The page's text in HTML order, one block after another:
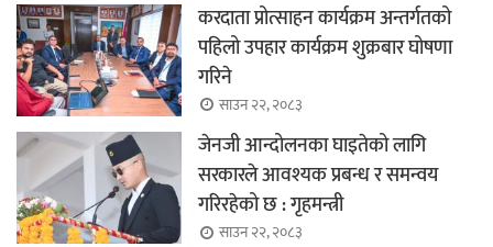
करदाता प्रोत्साहन कार्यक्रम अन्तर्गतको
पहिलो उपहार कार्यक्रम शुक्रबार घोषणा
गरिने
साउन २२, २०८३
जेनजी आन्दोलनका घाइतेको लागि
सरकारले आवश्यक प्रबन्ध र समन्वय
गरिरहेको छ : गृहमन्त्री
साउन २२, २०८३